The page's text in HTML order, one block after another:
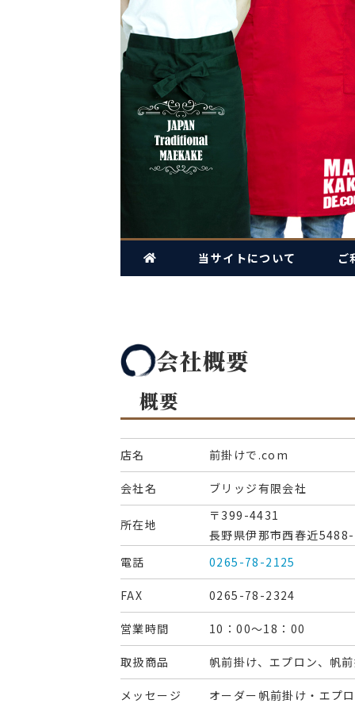
当サイトについて ご
会社概要
概要
店名 前掛けで.com
会社名 ブリッジ有限会社
所在地
〒399-4431
長野県伊那市西春近
電話
0265-78-2125
FAX 0265-78-2324
営業時間 10：00～18：00
取扱商品 帆前掛け、エプロン、帆
メッセージ オーダー帆前掛け・エプ